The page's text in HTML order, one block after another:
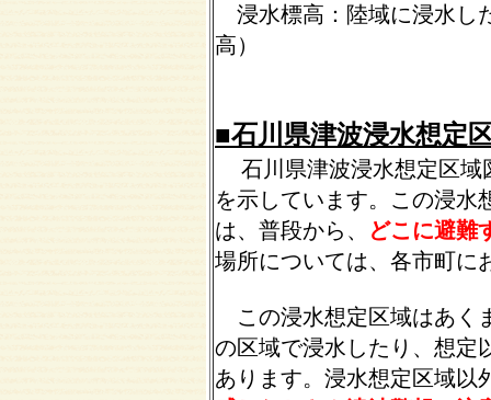
浸水標高： 陸域に浸水し
高）
■石川県津波浸水想定
石川県津波浸水想定区
を示しています。この浸水
は、普段から、
どこに避難
場所については、各市町に
この浸水想定区域はあく
の区域で浸水したり、想定
あります。浸水想定区域以